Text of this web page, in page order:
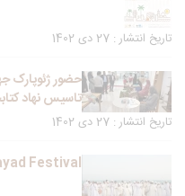
تاریخ انتشار : 27 دی 1402
حضور ژئوپارک
تاسیس نهاد
تاریخ انتشار : 27 دی 1402
Festival